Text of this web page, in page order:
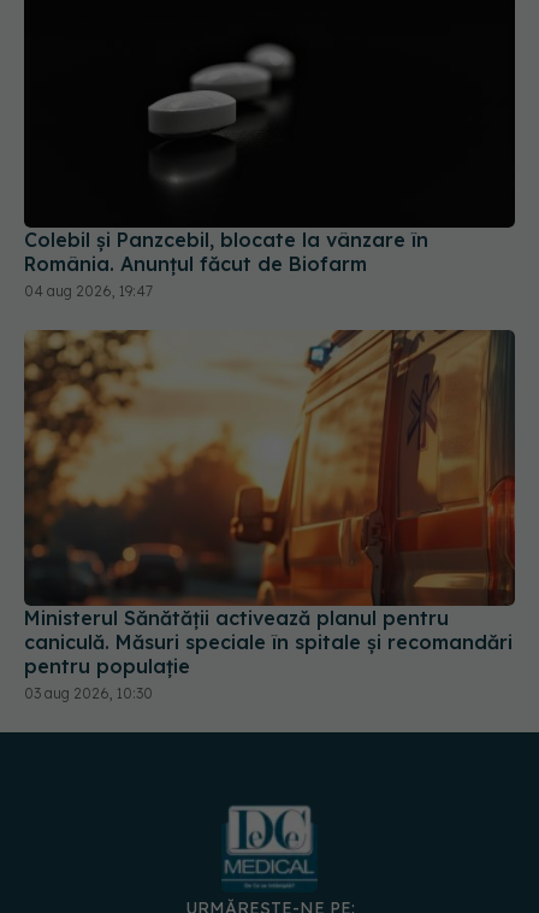
Colebil și Panzcebil, blocate la vânzare în
04 aug 2026, 19:47
Ministerul Sănătății activează planul pentru
caniculă. Măsuri speciale în spitale și recomandări
pentru populație
03 aug 2026, 10:30
URMĂREȘTE-NE PE: